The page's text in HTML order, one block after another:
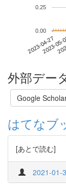
2023-04-27
2023-
0.00
0.25
外部デー
Google
はてなブ
[あとで読む]
2021-01-